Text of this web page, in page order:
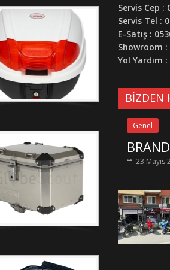
Servis Cep :
Servis Tel :
E-Satış :
Showroom :
Yol Yardım
BİZDEN
Genel
23 Mayıs